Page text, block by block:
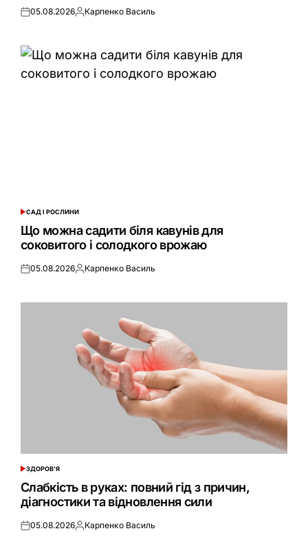
Оприлюднено
05.08.2026Опубліковано
Карпенко Василь
ОПУБЛІКУВАТИ
У
САД І РОСЛИНИ
Що можна садити біля кавунів для
соковитого і солодкого врожаю
Оприлюднено
05.08.2026Опубліковано
Карпенко Василь
ОПУБЛІКУВАТИ
ЗДОРОВ'Я
Слабкість в руках: повний гід з причин,
діагностики та відновлення сили
Оприлюднено
05.08.2026Опубліковано
Карпенко Василь